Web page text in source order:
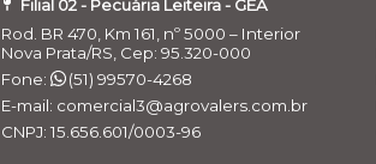
Filial 02 - Pecuária Leiteira - GEA
Rod. BR 470, Km 161, nº 5000 – Interior
Nova Prata/RS, Cep: 95.320-000
Fone:
(51) 99570-4268
E-mail: comercial3@agrovalers.com.br
CNPJ: 15.656.601/0003-96